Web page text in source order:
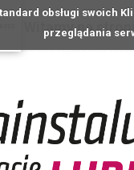
obsługi swoich
przeglądania
Witamy na